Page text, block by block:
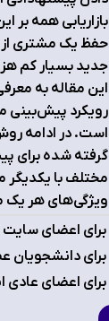
بازاریابی همه بر
حفظ یک مشتری
جدید بسیار کم
این مقاله به
رویکرد پیش‌بینی
است. در ادامه
گرفته شده برای
مختلف با
ویژگی‌های هر یک
برای اعضای سایت : ۱٠٠,٠٠٠
برای دانشجویان عضو
برای اعضای عادی انجمن :